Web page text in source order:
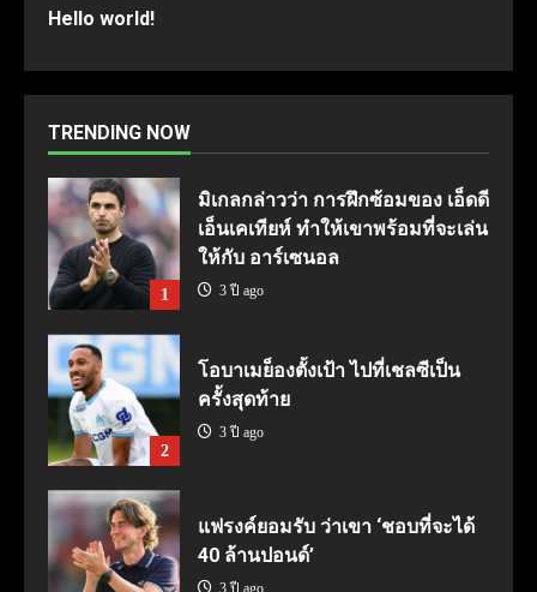
Hello world!
TRENDING NOW
1
มิเกลกล่าวว่า การฝึกซ้อมของ เอ็ดดี
เอ็นเคเทียห์ ทำให้เขาพร้อมที่จะเล่น
ให้กับ อาร์เซนอล
3 ปี ago
2
โอบาเมย็องตั้งเป้า ไปที่เชลซีเป็น
ครั้งสุดท้าย
3 ปี ago
แฟรงค์ยอมรับ ว่าเขา ‘ชอบที่จะได้
40 ล้านปอนด์’